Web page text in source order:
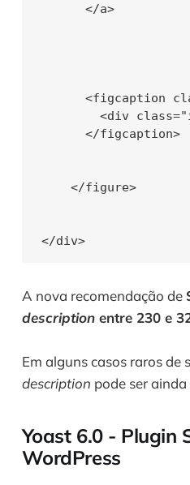
      </a>
<figcaption
<div
      </figcaption>
    </figure>
</div>
A nova recomendação de
description entre 230 e
Em alguns casos raros de
description pode ser
Yoast 6.0 - Plugin
WordPress